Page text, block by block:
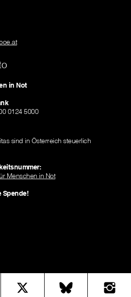
in Not
0124 5000
sind in Österreich steuerlich
Menschen in Not
Spende!